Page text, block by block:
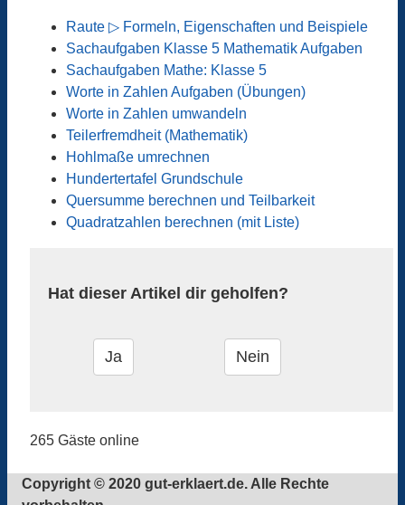
Raute ▷ Formeln, Eigenschaften und Beispiele
Sachaufgaben Klasse 5 Mathematik Aufgaben
Sachaufgaben Mathe: Klasse 5
Worte in Zahlen Aufgaben (Übungen)
Worte in Zahlen umwandeln
Teilerfremdheit (Mathematik)
Hohlmaße umrechnen
Hundertertafel Grundschule
Quersumme berechnen und Teilbarkeit
Quadratzahlen berechnen (mit Liste)
Hat dieser Artikel dir geholfen?
265 Gäste online
Copyright © 2020 gut-erklaert.de. Alle Rechte